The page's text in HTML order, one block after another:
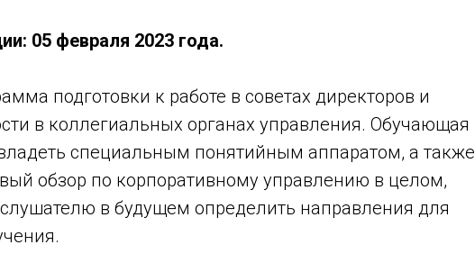
05 февраля 2023 года.
подготовки к работе в советах директоров и
в коллегиальных органах управления. Обучающая
специальным понятийным аппаратом, а также
обзор по корпоративному управлению в целом,
в будущем определить направления для